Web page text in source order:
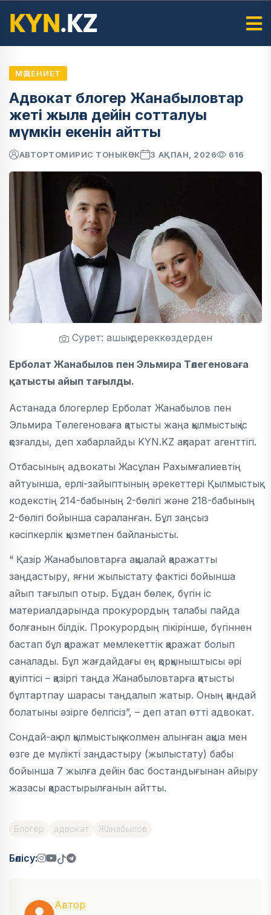
МӘДЕНИЕТ
Адвокат блогер Жанабыловтар
жеті жылға дейін сотталуы
мүмкін екенін айтты
АВТОРТОМИРИС ТОНЫКӨК 3 АҚПАН, 2026 616
Сурет: ашық дереккөздерден
Ерболат Жанабылов пен Эльмира Төлегеноваға
қатысты айып тағылды.
Астанада блогерлер Ерболат Жанабылов пен
Эльмира Төлегеноваға қатысты жаңа қылмыстық іс
қозғалды, деп хабарлайды KYN.KZ ақпарат агенттігі.
Отбасының адвокаты Жасұлан Рахымғалиевтің
айтуынша, ерлі-зайыптының әрекеттері Қылмыстық
кодекстің 214-бабының 2-бөлігі және 218-бабының
2-бөлігі бойынша сараланған. Бұл заңсыз
кәсіпкерлік қызметпен байланысты.
“ Қазір Жанабыловтарға ақшалай қаражатты
заңдастыру, яғни жылыстату фактісі бойынша
айып тағылып отыр. Бұдан бөлек, бүгін іс
материалдарында прокурордың талабы пайда
болғанын білдік. Прокурордың пікірінше, бүгіннен
бастап бұл қаражат мемлекеттік қаражат болып
саналады. Бұл жағдайдағы ең қорқыныштысы әрі
қауіптісі – қазіргі таңда Жанабыловтарға қатысты
бұлтартпау шарасы таңдалып жатыр. Оның қандай
болатыны әзірге белгісіз”, – деп атап өтті адвокат.
Сондай-ақ ол қылмыстық жолмен алынған ақша мен
өзге де мүлікті заңдастыру (жылыстату) бабы
бойынша 7 жылға дейін бас бостандығынан айыру
жазасы қарастырылғанын айтты.
Блогер адвокат Жанабылов
Бөлісу:
Автор